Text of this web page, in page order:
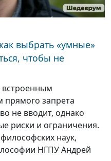
выбрать «умные»
чтобы не
встроенным
прямого запрета
не вводит, однако
риски и ограничения.
наук,
НГПУ Андрей